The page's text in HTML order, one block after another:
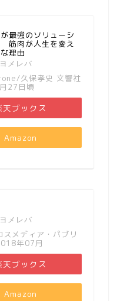
最強のソリューシ
筋肉が人生を変え
理由
ヨメレバ
久保孝史 文響社
27日頃
天ブックス
Amazon
ヨメレバ
スメディア・パブリ
年07月
天ブックス
Amazon